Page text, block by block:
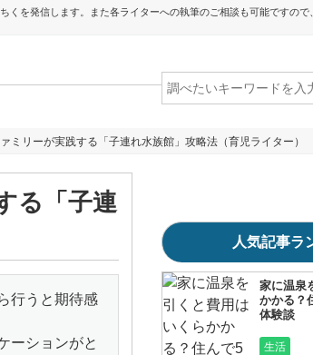
を発信します。また各ライターへの執筆のご相談も可能ですの
ミリーが実践する「子連れ水族館」攻略法（育児ライター）
る「子連
行うと期待感
ーションがと
人気記事ラ
家に温泉
かかる？
体験談
生活